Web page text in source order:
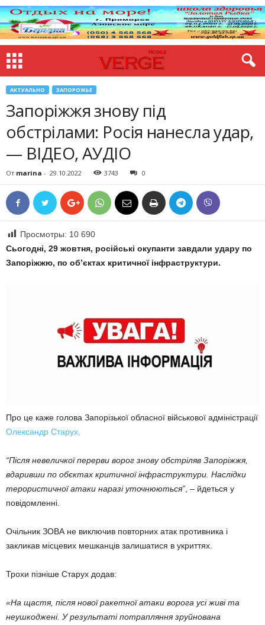
АКТУАЛЬНО ЗАПОРОЖЬЕ
Запоріжжя знову під
обстрілами: Росія нанесла удар,
— ВІДЕО, АУДІО
От marina - 29.10.2022 3743 0
Просмотры: 10 690
Сьогодні, 29 жовтня, російські окупанти завдали удару по
Запоріжжю, по об’єктах критичної інфраструктури.
Про це каже голова Запорізької обласної військової адміністрації
Олександр Старух,
“Після невеличкої перерви ворог знову обстріляв Запоріжжя,
вдаривши по обєктах критичної інфраструктури. Наслідки
терористичної атаки наразі уточнюються” , – йдеться у
повідомленні.
Очільник ЗОВА не виключив повторних атак противника і
закликав місцевих мешканців залишатися в укриттях.
Трохи пізніше Старух додав:
«На щастя, після нової ракетної атаки ворога усі живі та
неушкоджені. У результаті потрапляння зруйнована